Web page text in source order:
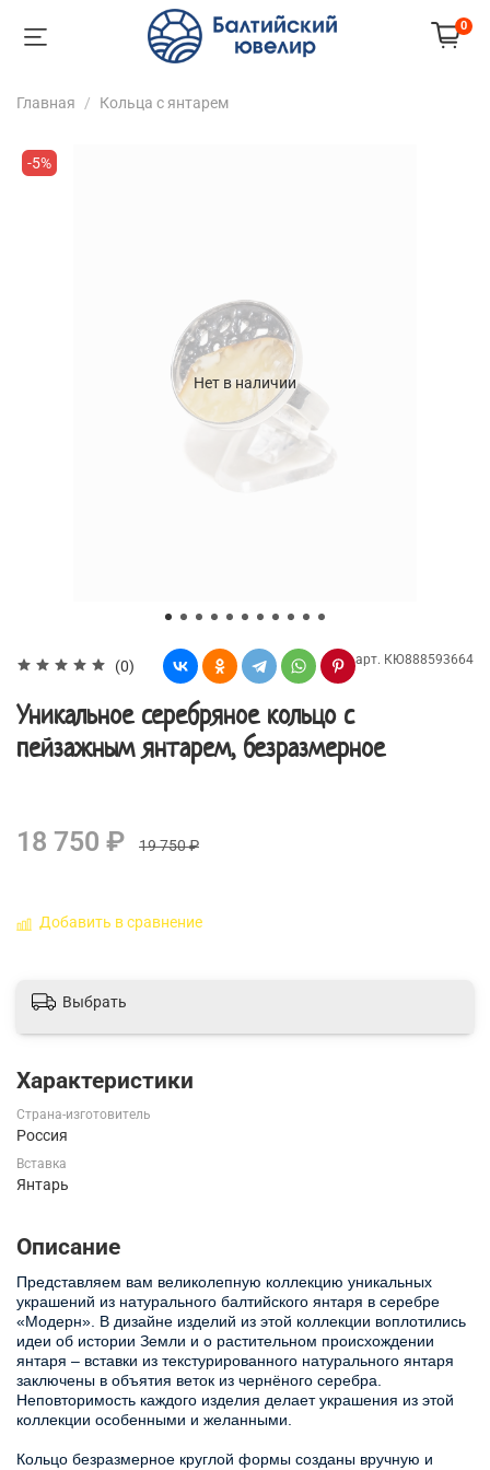
0
Главная Кольца с янтарем
Нет в наличии
-5%
(0) арт. КЮ888593664
Уникальное серебряное кольцо с
пейзажным янтарем, безразмерное
18 750 ₽ 19 750 ₽
Добавить в сравнение
Выбрать
Характеристики
Страна-изготовитель
Россия
Вставка
Янтарь
Описание
Представляем вам великолепную коллекцию уникальных
украшений из натурального балтийского янтаря в серебре
«Модерн». В дизайне изделий из этой коллекции воплотились
идеи об истории Земли и о растительном происхождении
янтаря – вставки из текстурированного натурального янтаря
заключены в объятия веток из чернёного серебра.
Неповторимость каждого изделия делает украшения из этой
коллекции особенными и желанными.
Кольцо безразмерное круглой формы созданы вручную и